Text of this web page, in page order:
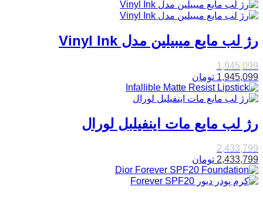
رژ لب مایع میبیلین مدل Vinyl Ink
1,945,099
1,945,099 تومان
رژ لب مایع مات اینفیلبل لورال
2,433,799
2,433,799 تومان